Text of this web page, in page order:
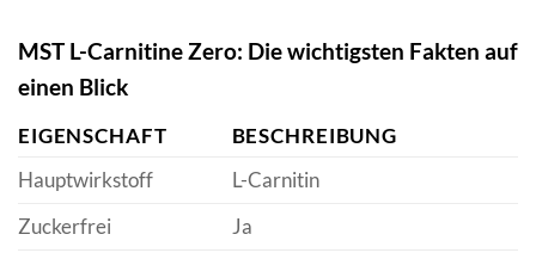
MST L-Carnitine Zero: Die wichtigsten Fakten auf
einen Blick
EIGENSCHAFT
BESCHREIBUNG
Hauptwirkstoff
L-Carnitin
Zuckerfrei
Ja